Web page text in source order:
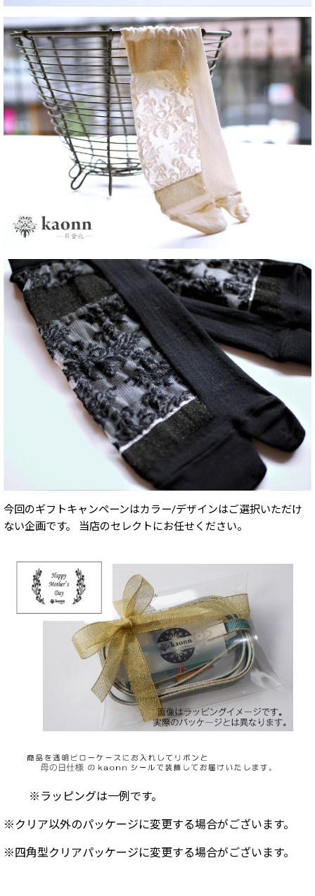
今回のギフトキャンペーンはカラー/デザインはご選択いただけ
ない企画です。 当店のセレクトにお任せください。
※ラッピングは一例です。
※クリア以外のパッケージに変更する場合がございます。
※四角型クリアパッケージに変更する場合がございます。